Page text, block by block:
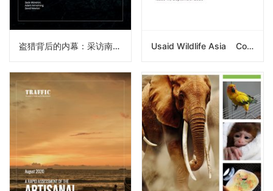
盗猎背后的内幕：采访南非的犯罪份子（译） Usaid Wildlife Asia Counter Wildlife Trafficking Digest